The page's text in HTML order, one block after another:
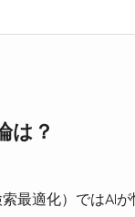
は？
最適化）ではAI